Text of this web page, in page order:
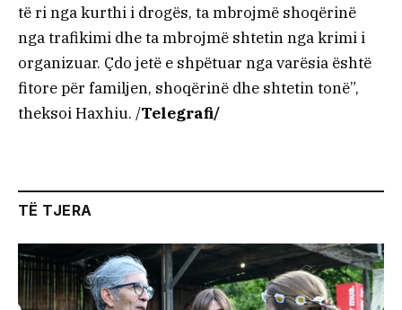
të ri nga kurthi i drogës, ta mbrojmë shoqërinë
nga trafikimi dhe ta mbrojmë shtetin nga krimi i
organizuar. Çdo jetë e shpëtuar nga varësia është
fitore për familjen, shoqërinë dhe shtetin tonë”,
theksoi Haxhiu. /Telegrafi/
TË TJERA